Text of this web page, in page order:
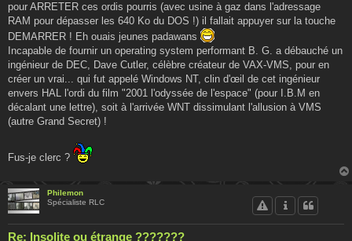
pour ARRETER ces ordis pourris (avec usine à gaz dans l'adressage
RAM pour dépasser les 640 Ko du DOS !) il fallait appuyer sur la touche
DEMARRER ! Eh ouais jeunes padawans
Incapable de fournir un operating system performant B. G. a débauché un
ingénieur de DEC, Dave Cutler, célèbre créateur de VAX-VMS, pour en
créer un vrai... qui fut appelé Windows NT, clin d'œil de cet ingénieur
envers HAL l'ordi du film "2001 l'odyssée de l'espace" (pour I.B.M en
décalant une lettre), soit à l'arrivée WNT dissimulant l'allusion à VMS
(autre Grand Secret) !
Fus-je clerc ?
Philemon
Spécialiste RLC
Re: Insolite ou étrange ???????